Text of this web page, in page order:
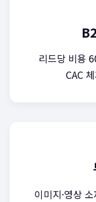
리드당 비용
CAC
이미지·영상